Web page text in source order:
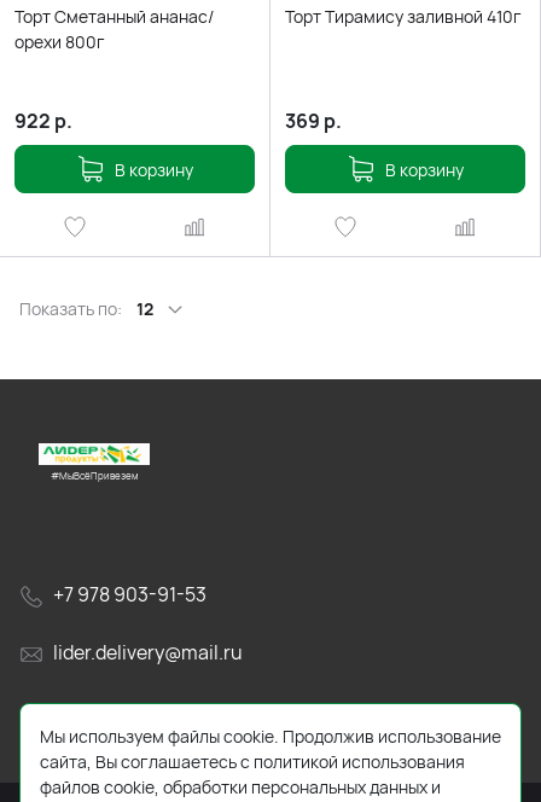
Торт Сметанный ананас/
орехи 800г
922 р.
В корзину
Торт Тирамису заливной 410г
369 р.
В корзину
Показать по: 12
#МыВсёПривезем
+7 978 903-91-53
lider.delivery@mail.ru
просп. Генерала Острякова, 65А
Мы используем файлы cookie. Продолжив использование
сайта, Вы соглашаетесь с политикой использования
файлов cookie, обработки персональных данных и